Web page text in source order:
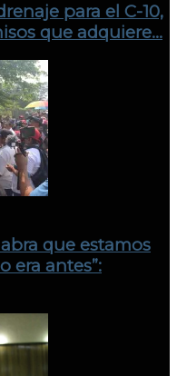
para el C-10,
que adquiere…
que estamos
era antes”: